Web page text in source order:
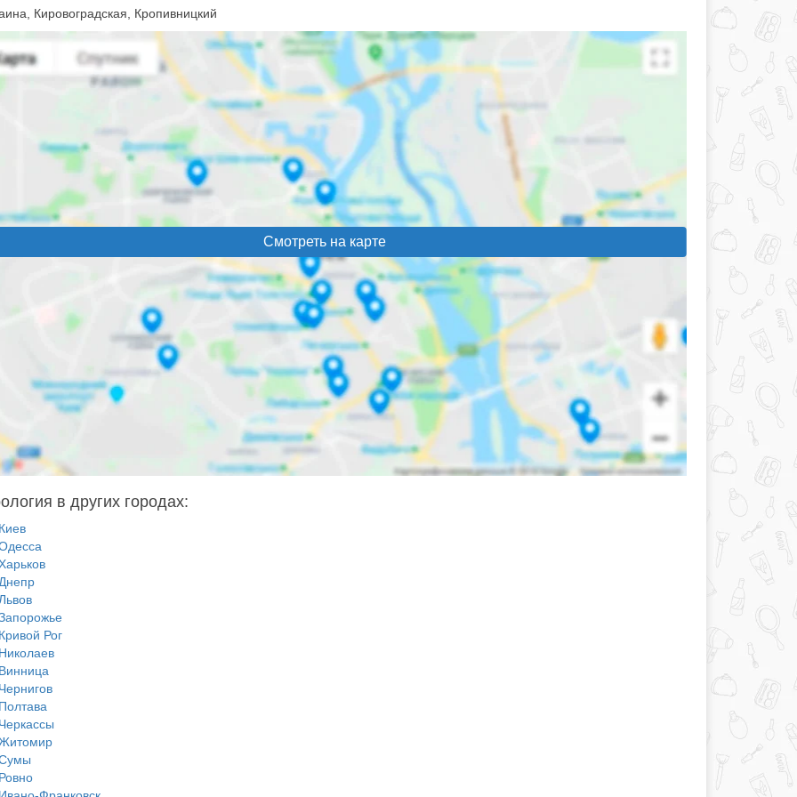
Кировоградская, Кропивницкий
Смотреть на карте
в других городах:
Рог